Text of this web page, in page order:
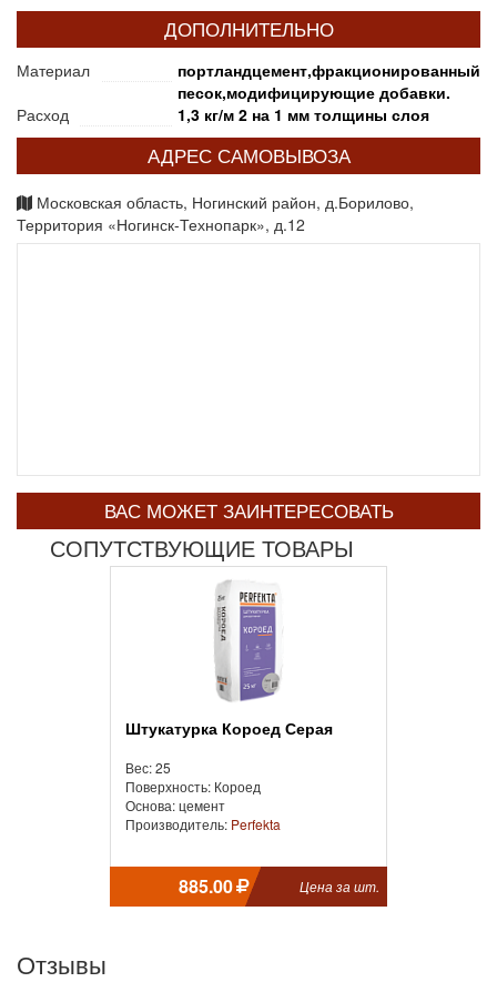
ДОПОЛНИТЕЛЬНО
Материал
портландцемент,фракционированный
песок,модифицирующие добавки.
Расход
1,3 кг/м 2 на 1 мм толщины слоя
АДРЕС САМОВЫВОЗА
Московская область, Ногинский район, д.Борилово,
Территория «Ногинск-Технопарк», д.12
ВАС МОЖЕТ ЗАИНТЕРЕСОВАТЬ
СОПУТСТВУЮЩИЕ ТОВАРЫ
Штукатурка Короед Серая
Вес: 25
Поверхность: Короед
Основа: цемент
Производитель: Perfekta
885.00 Цена за шт.
Отзывы